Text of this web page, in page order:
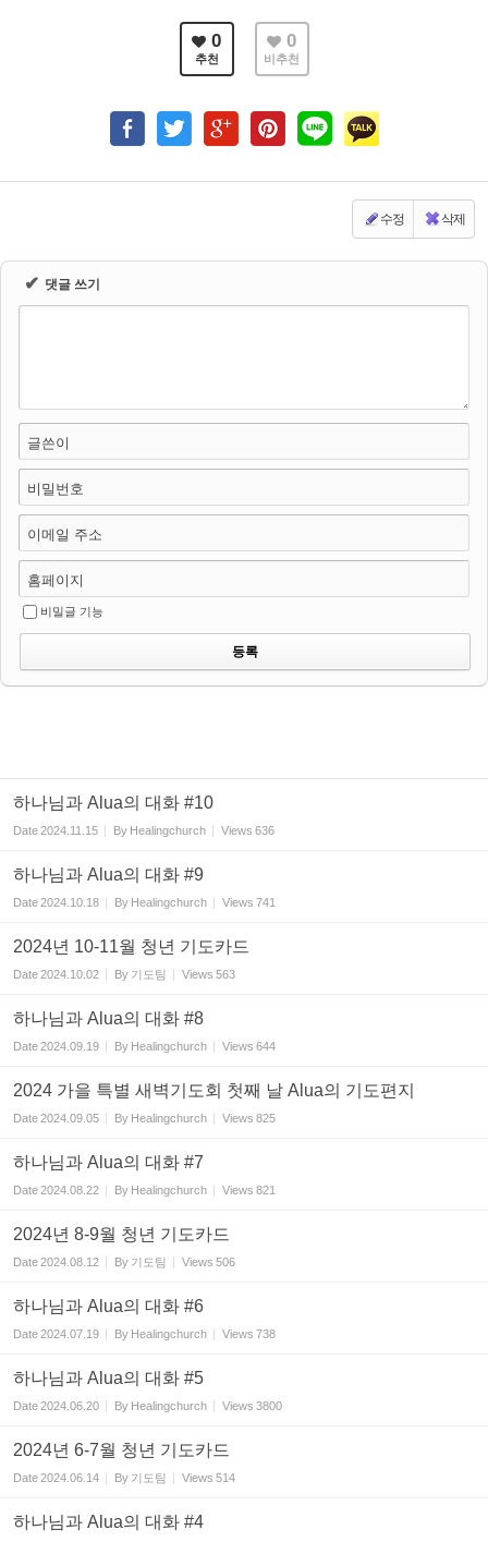
0
추천
0
비추천
수정 삭제
✔ 댓글 쓰기
글쓴이
비밀번호
이메일 주소
홈페이지
비밀글 기능
하나님과 Alua의 대화 #10
Date2024.11.15 By Healingchurch Views 636
하나님과 Alua의 대화 #9
Date2024.10.18 By Healingchurch Views 741
2024년 10-11월 청년 기도카드
Date2024.10.02 By 기도팀 Views 563
하나님과 Alua의 대화 #8
Date2024.09.19 By Healingchurch Views 644
2024 가을 특별 새벽기도회 첫째 날 Alua의 기도편지
Date2024.09.05 By Healingchurch Views 825
하나님과 Alua의 대화 #7
Date2024.08.22 By Healingchurch Views 821
2024년 8-9월 청년 기도카드
Date2024.08.12 By 기도팀 Views 506
하나님과 Alua의 대화 #6
Date2024.07.19 By Healingchurch Views 738
하나님과 Alua의 대화 #5
Date2024.06.20 By Healingchurch Views 3800
2024년 6-7월 청년 기도카드
Date2024.06.14 By 기도팀 Views 514
하나님과 Alua의 대화 #4